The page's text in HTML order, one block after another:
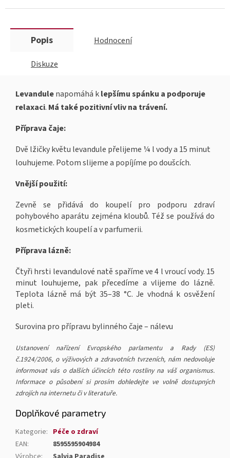
Popis Hodnocení
Diskuze
Levandulenapomáhá klepšímu spánku a podporuje
relaxaci. Má také pozitivní vliv na trávení.
Příprava čaje:
Dvě lžičky květu levandule přelijeme ¼ l vody a 15 minut
louhujeme. Potom slijeme a popíjíme po doušcích.
Vnější použití:
Zevně se přidává do koupelí pro podporu zdraví
pohybového aparátu zejména kloubů. Též se používá do
kosmetických koupelí a v parfumerii.
Příprava lázně:
Čtyři hrsti levandulové natě spaříme ve 4 l vroucí vody. 15
minut louhujeme, pak přecedíme a vlijeme do lázně.
Teplota lázně má být 35–38 °C. Je vhodná k osvěžení
pleti.
Surovina pro přípravu bylinného čaje – nálevu
Ustanovení nařízení Evropského parlamentu a Rady (ES)
č.1924/2006, o výživových a zdravotních tvrzeních, nám nedovoluje
informovat vás o dalších účincích této rostliny na váš organismus.
Informace o působení si prosím dohledejte ve volně dostupných
zdrojích na internetu či v literatuře.
Doplňkové parametry
Kategorie: Péče o zdraví
EAN:
8595595904984